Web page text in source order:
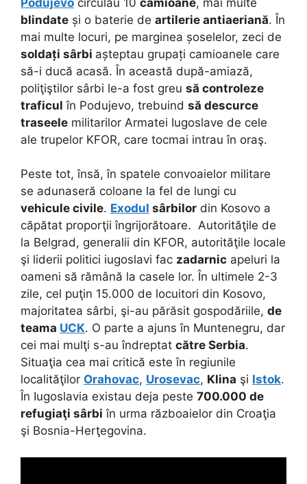
blindate și o baterie de artilerie antiaeriană. În
mai multe locuri, pe marginea șoselelor, zeci de
soldați sârbi așteptau grupați camioanele care
să-i ducă acasă. În această după-amiază,
poliţiştilor sârbi le-a fost greu să controleze
traficul în Podujevo, trebuind să descurce
traseele militarilor Armatei Iugoslave de cele
ale trupelor KFOR, care tocmai intrau în oraş.
Peste tot, însă, în spatele convoaielor militare
se adunaseră coloane la fel de lungi cu
vehicule civile. Exodul sârbilor din Kosovo a
căpătat proporţii îngrijorătoare. Autorităţile de
la Belgrad, generalii din KFOR, autorităţile locale
şi liderii politici iugoslavi fac zadarnic apeluri la
oameni să rămână la casele lor. În ultimele 2-3
zile, cel puţin 15.000 de locuitori din Kosovo,
majoritatea sârbi, şi-au părăsit gospodăriile, de
teama UCK. O parte a ajuns în Muntenegru, dar
cei mai mulţi s-au îndreptat către Serbia.
Situaţia cea mai critică este în regiunile
localităţilor Orahovac, Urosevac, Klina şi Istok.
În Iugoslavia existau deja peste 700.000 de
refugiaţi sârbi în urma războaielor din Croaţia
şi Bosnia-Herţegovina.